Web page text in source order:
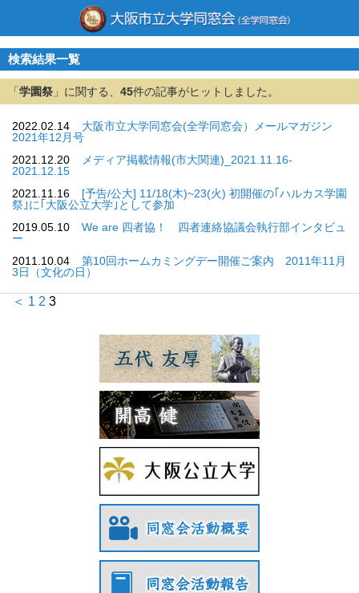
検索結果一覧
「 学園祭 」に関する、 45件の記事がヒットしました。
2022.02.14
大阪市立大学同窓会(全学同窓会）メールマガジン
2021年12月号
2021.12.20
メディア掲載情報(市大関連)_2021.11.16-
2021.12.15
2021.11.16
[予告/公大] 11/18(木)~23(火) 初開催の｢ハルカス学園
祭｣に｢大阪公立大学｣として参加
2019.05.10
We are 四者協！ 四者連絡協議会執行部インタビュ
ー
2011.10.04
第10回ホームカミングデー開催ご案内 2011年11月
3日（文化の日）
＜ 1 2 3